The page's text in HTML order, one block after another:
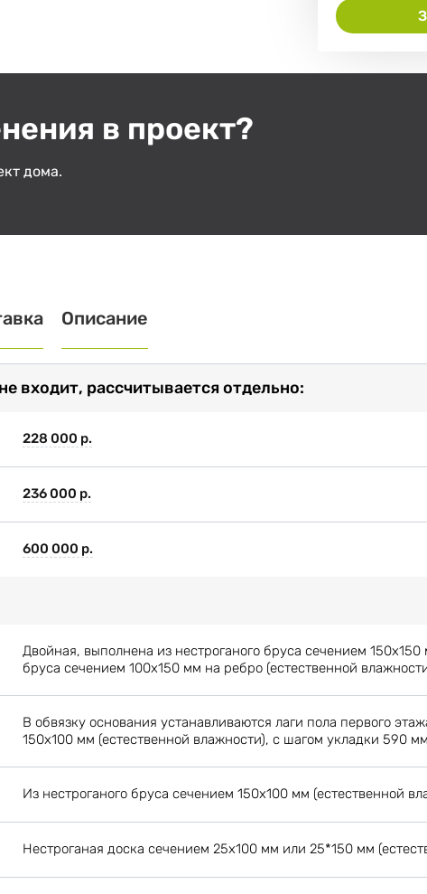
в проект?
дома.
Описание
входит, рассчитывается отдельно:
228 000 р.
236 000 р.
600 000 р.
Двойная, выполнена из нестроганого бруса сечением
бруса сечением 100х150 мм на ребро (естественной
В обвязку основания устанавливаются лаги пола первого
150х100 мм (естественной влажности), с шагом укладки 590
Из нестроганого бруса сечением 150х100 мм (естественной
Нестроганая доска сечением 25х100 мм или 25*150 мм